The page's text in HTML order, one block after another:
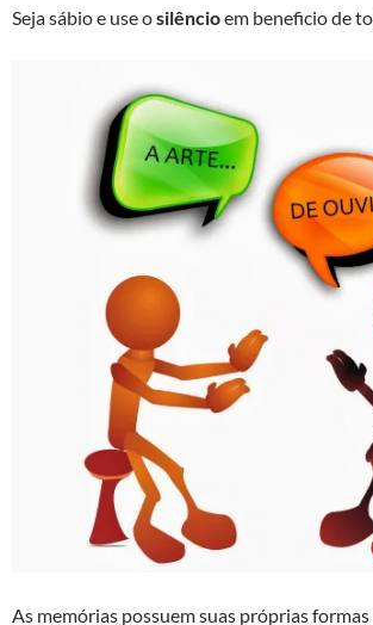
Seja sábio e use osilêncioem beneficio de
As memórias possuem suas próprias